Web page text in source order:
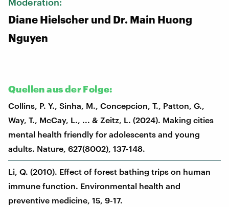
Diane Hielscher und Dr. Main Huong
Nguyen
Quellen aus der Folge:
Collins, P. Y., Sinha, M., Concepcion, T., Patton, G.,
Way, T., McCay, L., ... & Zeitz, L. (2024). Making cities
mental health friendly for adolescents and young
adults. Nature, 627(8002), 137-148.
Li, Q. (2010). Effect of forest bathing trips on human
immune function. Environmental health and
preventive medicine, 15, 9-17.